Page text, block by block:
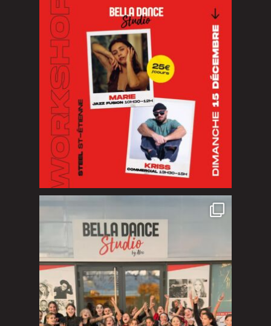
NOUVEAU WORKSHOP EXCLUSIF
Vous...
Quelle journée incroyable pour Halloween ! Un...